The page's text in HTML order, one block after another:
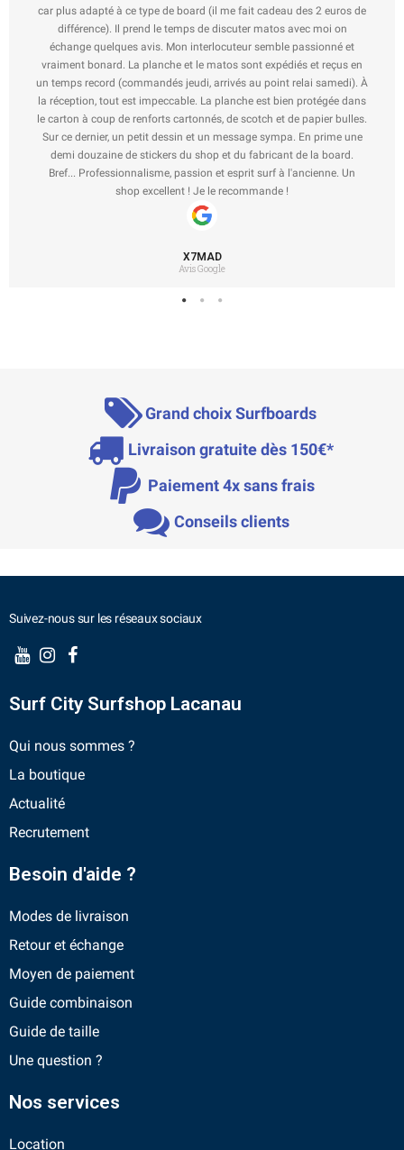
car plus adapté à ce type de board (il me fait cadeau des 2 euros de
différence). Il prend le temps de discuter matos avec moi on
échange quelques avis. Mon interlocuteur semble passionné et
vraiment bonard. La planche et le matos sont expédiés et reçus en
un temps record (commandés jeudi, arrivés au point relai samedi). À
la réception, tout est impeccable. La planche est bien protégée dans
le carton à coup de renforts cartonnés, de scotch et de papier bulles.
Sur ce dernier, un petit dessin et un message sympa. En prime une
demi douzaine de stickers du shop et du fabricant de la board.
Bref... Professionnalisme, passion et esprit surf à l'ancienne. Un
shop excellent ! Je le recommande !
X7MAD
Avis Google
Grand choix Surfboards
Livraison gratuite dès 150€*
Paiement 4x sans frais
Conseils clients
Suivez-nous sur les réseaux sociaux
Surf City Surfshop Lacanau
Qui nous sommes ?
La boutique
Actualité
Recrutement
Besoin d'aide ?
Modes de livraison
Retour et échange
Moyen de paiement
Guide combinaison
Guide de taille
Une question ?
Nos services
Location